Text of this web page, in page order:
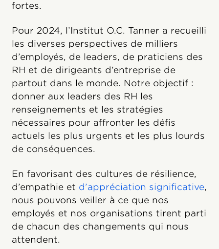
fortes.
Pour 2024, l’Institut O.C. Tanner a recueilli
les diverses perspectives de milliers
d’employés, de leaders, de praticiens des
RH et de dirigeants d’entreprise de
partout dans le monde. Notre objectif :
donner aux leaders des RH les
renseignements et les stratégies
nécessaires pour affronter les défis
actuels les plus urgents et les plus lourds
de conséquences.
En favorisant des cultures de résilience,
d’empathie et d’appréciation significative,
nous pouvons veiller à ce que nos
employés et nos organisations tirent parti
de chacun des changements qui nous
attendent.